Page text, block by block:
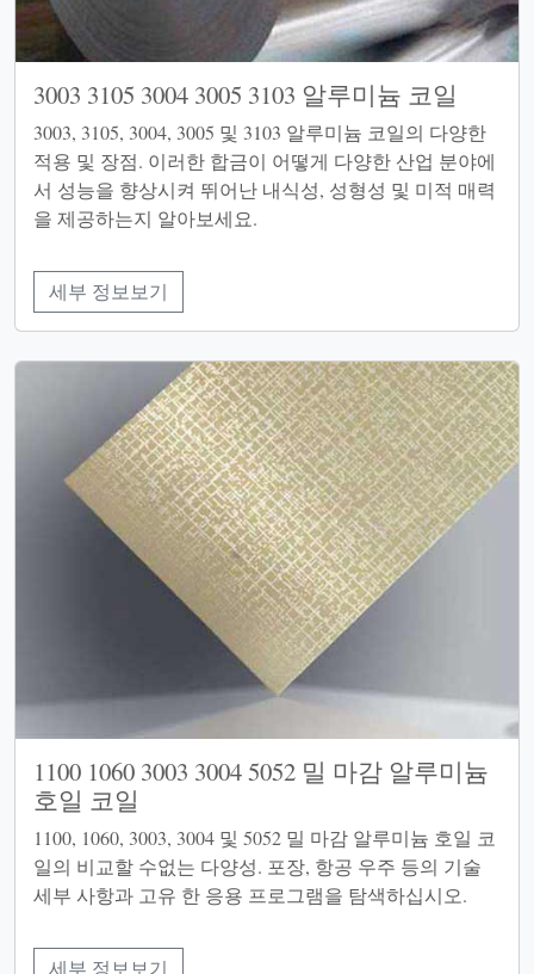
3003 3105 3004 3005 3103 알루미늄 코일
3003, 3105, 3004, 3005 및 3103 알루미늄 코일의 다양한
적용 및 장점. 이러한 합금이 어떻게 다양한 산업 분야에
서 성능을 향상시켜 뛰어난 내식성, 성형성 및 미적 매력
을 제공하는지 알아보세요.
세부 정보보기
1100 1060 3003 3004 5052 밀 마감 알루미늄
호일 코일
1100, 1060, 3003, 3004 및 5052 밀 마감 알루미늄 호일 코
일의 비교할 수없는 다양성. 포장, 항공 우주 등의 기술
세부 사항과 고유 한 응용 프로그램을 탐색하십시오.
세부 정보보기